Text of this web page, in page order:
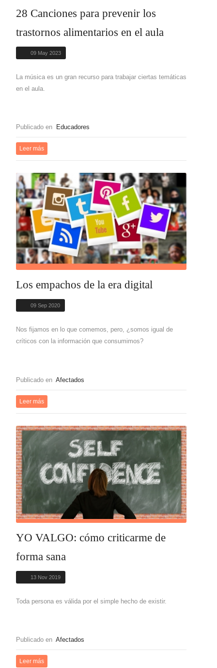
28 Canciones para prevenir los
trastornos alimentarios en el aula
09 May 2023
La música es un gran recurso para trabajar ciertas temáticas
en el aula.
Publicado en Educadores
Leer más
Los empachos de la era digital
09 Sep 2020
Nos fijamos en lo que comemos, pero, ¿somos igual de
críticos con la información que consumimos?
Publicado en Afectados
Leer más
YO VALGO: cómo criticarme de
forma sana
13 Nov 2019
Toda persona es válida por el simple hecho de existir.
Publicado en Afectados
Leer más